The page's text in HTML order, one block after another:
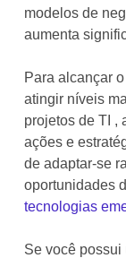
modelos de
aumenta
Para alcançar
atingir níveis
projetos de TI ,
ações e
de adaptar-se
oportunidades
tecnologias
Se você possui